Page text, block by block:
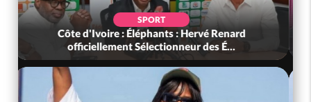
SOCIÉTÉ
Côte d'Ivoire : Seconde période légale des
ventes soldes du 10 au 31 août 2...